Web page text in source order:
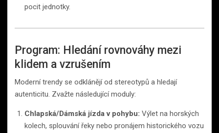
pocit jednotky.
Program: Hledání rovnováhy mezi
klidem a vzrušením
Moderní trendy se odklánějí od stereotypů a hledají
autenticitu. Zvažte následující moduly:
Chlapská/Dámská jízda v pohybu: Výlet na horských
kolech, splouvání řeky nebo pronájem historického vozu